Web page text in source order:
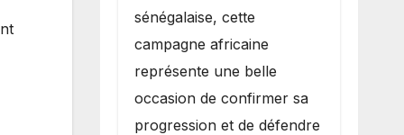
sénégalaise, cette
campagne africaine
représente une belle
occasion de confirmer sa
progression et de défendre